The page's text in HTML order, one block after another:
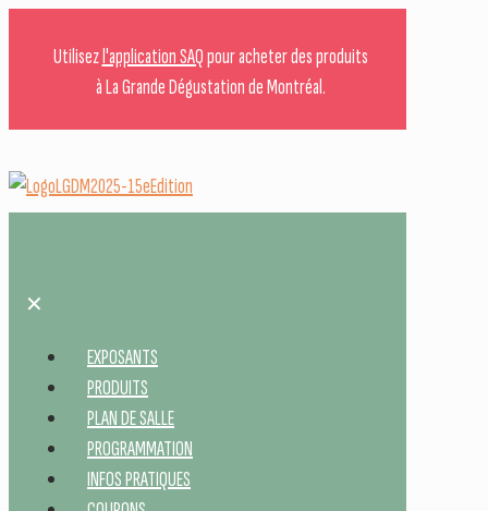
Utilisezl'application SAQpour acheter des produits
à La Grande Dégustation de Montréal.
✕
EXPOSANTS
PRODUITS
PLAN DE SALLE
PROGRAMMATION
INFOS PRATIQUES